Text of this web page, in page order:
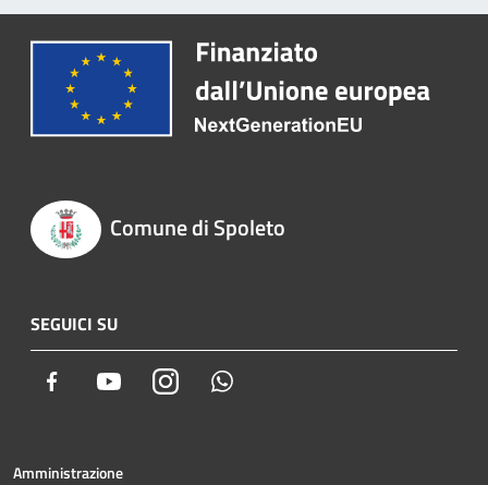
Comune di Spoleto
SEGUICI SU
Facebook YoutubeInstagram
Amministrazione